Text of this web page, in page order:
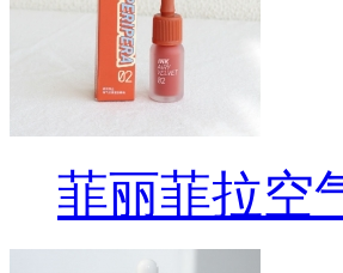
菲丽菲拉空